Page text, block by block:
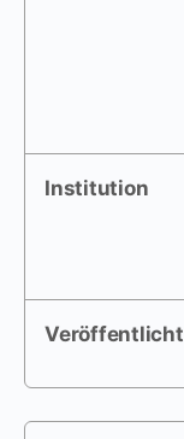
Institution
Veröffentlicht